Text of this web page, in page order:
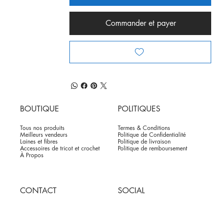
Commander et payer
BOUTIQUE
Tous nos produits
Meilleurs vendeurs
Laines et fibres
Accessoires de tricot et crochet
À Propos
POLITIQUES
Termes & Conditions
Politique de Confidentialité
Politique de livraison
Politique de remboursement
CONTACT SOCIAL